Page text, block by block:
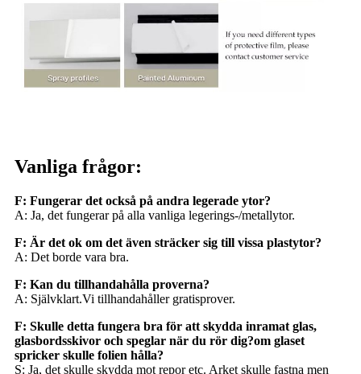
Vanliga frågor:
F: Fungerar det också på andra legerade ytor?
A: Ja, det fungerar på alla vanliga legerings-/metallytor.
F: Är det ok om det även sträcker sig till vissa plastytor?
A: Det borde vara bra.
F: Kan du tillhandahålla proverna?
A: Självklart.Vi tillhandahåller gratisprover.
F: Skulle detta fungera bra för att skydda inramat glas,
glasbordsskivor och speglar när du rör dig?om glaset
spricker skulle folien hålla?
S: Ja, det skulle skydda mot repor etc. Arket skulle fastna men